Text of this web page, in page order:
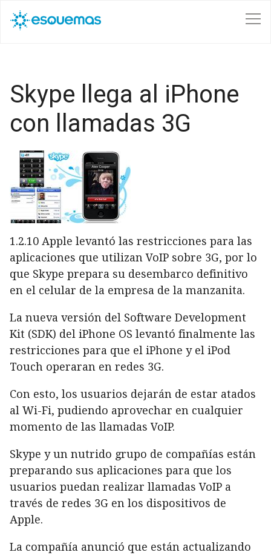
Skype llega al iPhone
con llamadas 3G
1.2.10 Apple levantó las restricciones para las
aplicaciones que utilizan VoIP sobre 3G, por lo
que Skype prepara su desembarco definitivo
en el celular de la empresa de la manzanita.
La nueva versión del Software Development
Kit (SDK) del iPhone OS levantó finalmente las
restricciones para que el iPhone y el iPod
Touch operaran en redes 3G.
Con esto, los usuarios dejarán de estar atados
al Wi-Fi, pudiendo aprovechar en cualquier
momento de las llamadas VoIP.
Skype y un nutrido grupo de compañías están
preparando sus aplicaciones para que los
usuarios puedan realizar llamadas VoIP a
través de redes 3G en los dispositivos de
Apple.
La compañía anunció que están actualizando